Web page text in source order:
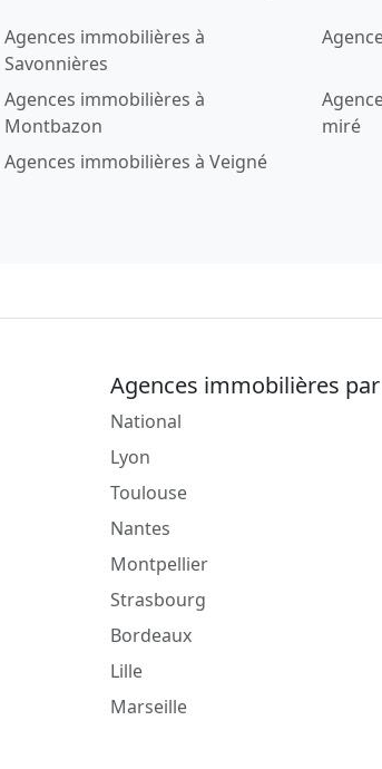
Agences immobilières à
Savonnières
Agences immobilières à
Montbazon
miré
Agences immobilières à Veigné
Agences immobilières
National
Lyon
Toulouse
Nantes
Montpellier
Strasbourg
Bordeaux
Lille
Marseille